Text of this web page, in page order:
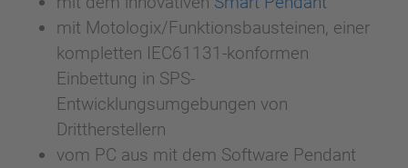
mit Motologix/Funktionsbausteinen, einer
kompletten IEC61131-konformen
Einbettung in SPS-
Entwicklungsumgebungen von
Drittherstellern
vom PC aus mit dem Software Pendant